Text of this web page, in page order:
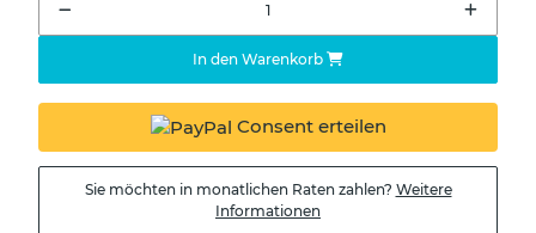
In den Warenkorb
Consent erteilen
Sie möchten in monatlichen Raten zahlen? Weitere
Informationen